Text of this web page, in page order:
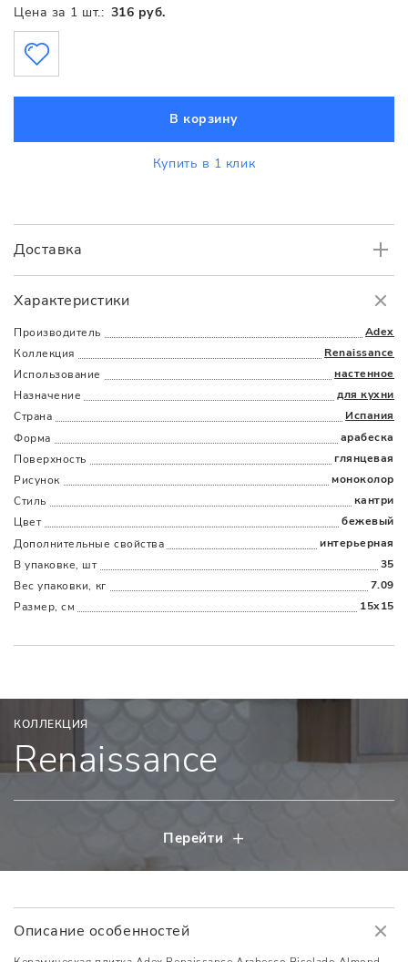
Характеристики
Производитель
Adex
Коллекция
Renaissance
Использование
настенное
Назначение
для кухни
Страна
Испания
Форма
арабеска
Поверхность
глянцевая
Рисунок
моноколор
Стиль
кантри
Цвет
бежевый
Дополнительные cвойства
интерьерная
В упаковке, шт
35
Вес упаковки, кг
7.09
Размер, см
15x15
Доставка
Доставка
НаличымиКартойПо счетуДолями
Цена за 1 шт.: 316 руб.
В корзину
Купить в 1 клик
КОЛЛЕКЦИЯ
Renaissance
Перейти
Описание особенностей